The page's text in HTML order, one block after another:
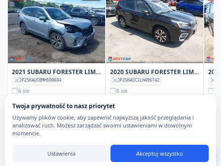
2021 SUBARU FORESTER LIMITED
JF2SKAUC0MH500634
6 sie
KUP TERAZ
$4 400
2020 SUBARU FORESTER LIMITED
JF2SKASC1LH496742
6 sie
$2 200
Twoja prywatność to nasz priorytet
Używamy plików cookie, aby zapewnić najwyższą jakość przeglądania i
analizować ruch. Możesz zarządzać swoimi ustawieniami w dowolnym
momencie.
Ustawienia Akceptuj wszystko